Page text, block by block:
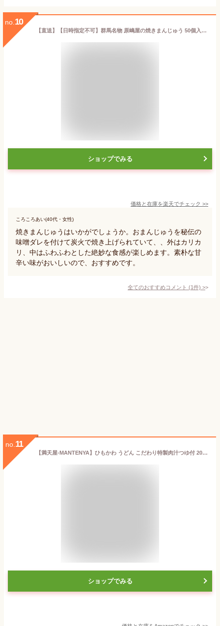
no. 10
【直送】【日時指定不可】群馬名物 原嶋屋の焼きまんじゅう 50個入【沖縄・離島配送不可】
ショップでみる
価格と在庫を楽天でチェック >>
ころころあい(40代・女性)
焼きまんじゅうはいかがでしょうか。おまんじゅうを秘伝の
味噌ダレを付けて炭火で焼き上げられていて、、外はカリカ
リ、中はふわふわとした絶妙な食感が楽しめます。素朴な甘
辛い味がおいしいので、おすすめです。
全てのおすすめコメント (1件) >
no. 11
【満天屋-MANTENYA】ひもかわ うどん こだわり特製肉汁つゆ付 200g ×2袋セット ～半生絹ひもかわ～（ 桐生 ご当地グルメ 麺 帯麺 テレビで話題 上州 郷土料理 幅広うどん 常温保存 ギフト 贈答品 お歳暮 お年賀 暑中見舞い ）
ショップでみる